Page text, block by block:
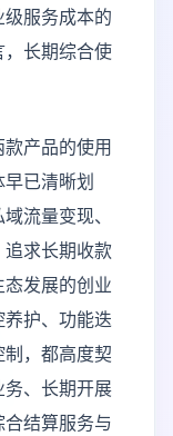
服务成本的
长期综合使
产品的使用
已清晰划
流量变现、
求长期收款
发展的创业
护、功能迭
，都高度契
、长期开展
结算服务与